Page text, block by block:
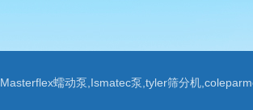
Masterflex蠕动泵,Ismatec泵,tyler筛分机,coleparmer,注射